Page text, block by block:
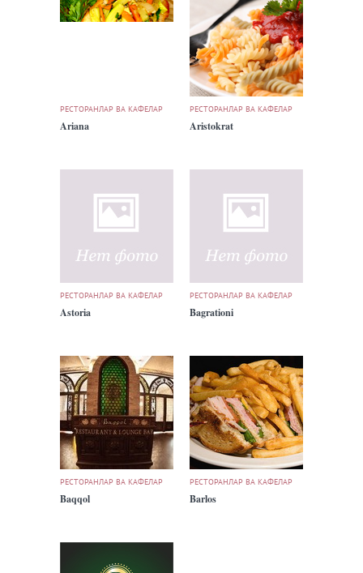
РЕСТОРАНЛАР ВА КАФЕЛАР
Ariana
РЕСТОРАНЛАР ВА КАФЕЛАР
Aristokrat
РЕСТОРАНЛАР ВА КАФЕЛАР
Astoria
РЕСТОРАНЛАР ВА КАФЕЛАР
Bagrationi
РЕСТОРАНЛАР ВА КАФЕЛАР
Baqqol
РЕСТОРАНЛАР ВА КАФЕЛАР
Barlos